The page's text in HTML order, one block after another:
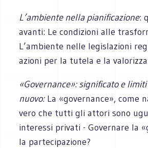
L’ambiente nella pianificazione:
avanti: Le condizioni alle
L’ambiente nelle legislazioni
azioni per la tutela e la
«Governance»: significato e
nuovo:La «governance», come
vero che tutti gli attori sono
interessi privati - Governare la
la partecipazione?